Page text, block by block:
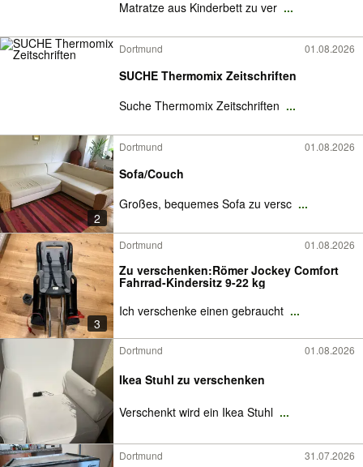
Matratze aus Kinderbett zu ver ...
Dortmund 01.08.2026
SUCHE Thermomix Zeitschriften
Suche Thermomix Zeitschriften ...
2
Dortmund 01.08.2026
Sofa/Couch
Großes, bequemes Sofa zu versc ...
3
Dortmund 01.08.2026
Zu verschenken:Römer Jockey Comfort
Fahrrad-Kindersitz 9-22 kg
Ich verschenke einen gebraucht ...
Dortmund 01.08.2026
Ikea Stuhl zu verschenken
Verschenkt wird ein Ikea Stuhl ...
Dortmund 31.07.2026